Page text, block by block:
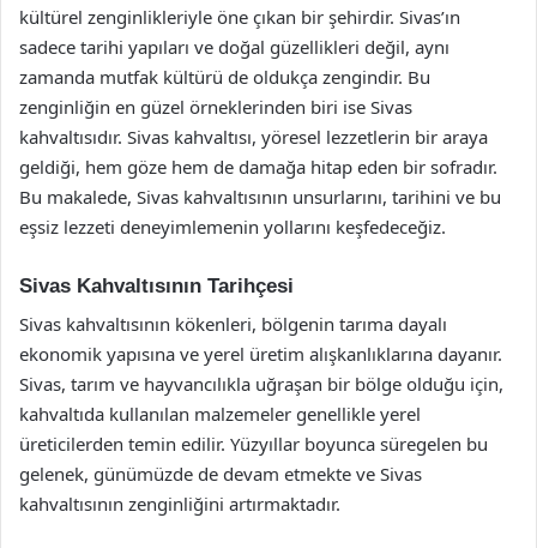
kültürel zenginlikleriyle öne çıkan bir şehirdir. Sivas’ın
sadece tarihi yapıları ve doğal güzellikleri değil, aynı
zamanda mutfak kültürü de oldukça zengindir. Bu
zenginliğin en güzel örneklerinden biri ise Sivas
kahvaltısıdır. Sivas kahvaltısı, yöresel lezzetlerin bir araya
geldiği, hem göze hem de damağa hitap eden bir sofradır.
Bu makalede, Sivas kahvaltısının unsurlarını, tarihini ve bu
eşsiz lezzeti deneyimlemenin yollarını keşfedeceğiz.
Sivas Kahvaltısının Tarihçesi
Sivas kahvaltısının kökenleri, bölgenin tarıma dayalı
ekonomik yapısına ve yerel üretim alışkanlıklarına dayanır.
Sivas, tarım ve hayvancılıkla uğraşan bir bölge olduğu için,
kahvaltıda kullanılan malzemeler genellikle yerel
üreticilerden temin edilir. Yüzyıllar boyunca süregelen bu
gelenek, günümüzde de devam etmekte ve Sivas
kahvaltısının zenginliğini artırmaktadır.